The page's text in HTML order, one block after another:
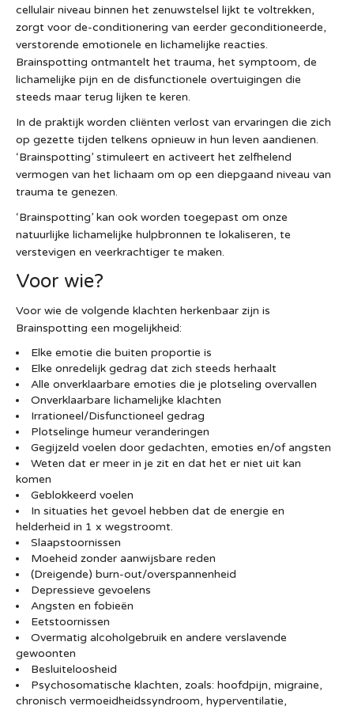
cellulair niveau binnen het zenuwstelsel lijkt te voltrekken,
zorgt voor de-conditionering van eerder geconditioneerde,
verstorende emotionele en lichamelijke reacties.
Brainspotting ontmantelt het trauma, het symptoom, de
lichamelijke pijn en de disfunctionele overtuigingen die
steeds maar terug lijken te keren.
In de praktijk worden cliënten verlost van ervaringen die zich
op gezette tijden telkens opnieuw in hun leven aandienen.
‘Brainspotting’ stimuleert en activeert het zelfhelend
vermogen van het lichaam om op een diepgaand niveau van
trauma te genezen.
‘Brainspotting’ kan ook worden toegepast om onze
natuurlijke lichamelijke hulpbronnen te lokaliseren, te
verstevigen en veerkrachtiger te maken.
Voor wie?
Voor wie de volgende klachten herkenbaar zijn is
Brainspotting een mogelijkheid:
Elke emotie die buiten proportie is
Elke onredelijk gedrag dat zich steeds herhaalt
Alle onverklaarbare emoties die je plotseling overvallen
Onverklaarbare lichamelijke klachten
Irrationeel/Disfunctioneel gedrag
Plotselinge humeur veranderingen
Gegijzeld voelen door gedachten, emoties en/of angsten
Weten dat er meer in je zit en dat het er niet uit kan
komen
Geblokkeerd voelen
In situaties het gevoel hebben dat de energie en
helderheid in 1 x wegstroomt.
Slaapstoornissen
Moeheid zonder aanwijsbare reden
(Dreigende) burn-out/overspannenheid
Depressieve gevoelens
Angsten en fobieën
Eetstoornissen
Overmatig alcoholgebruik en andere verslavende
gewoonten
Besluiteloosheid
Psychosomatische klachten, zoals: hoofdpijn, migraine,
chronisch vermoeidheidssyndroom, hyperventilatie,